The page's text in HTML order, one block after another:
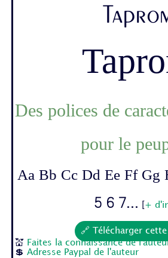
Des polices de
pour le
Aa Bb Cc Dd Ee Ff
5 6 7...
+
🔗 Télécharger
💒
Faites la connaissance de
💲Adresse Paypal de l'auteur